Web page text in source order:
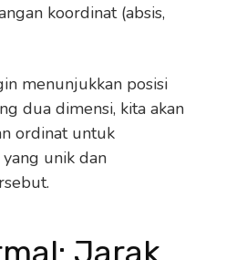
koordinat (absis,
menunjukkan posisi
dua dimensi, kita akan
ordinat untuk
unik dan